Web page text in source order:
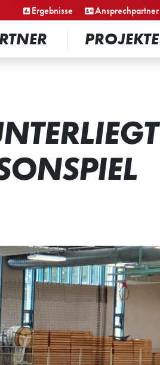
Ergebnisse Ansprechpartner
PROJEKTE